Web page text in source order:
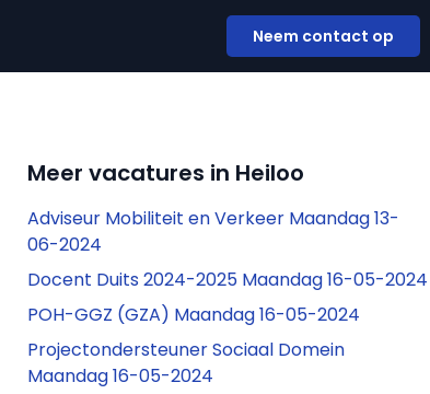
Neem contact op
Meer vacatures in Heiloo
Adviseur Mobiliteit en Verkeer Maandag 13-
06-2024
Docent Duits 2024-2025 Maandag 16-05-2024
POH-GGZ (GZA) Maandag 16-05-2024
Projectondersteuner Sociaal Domein
Maandag 16-05-2024